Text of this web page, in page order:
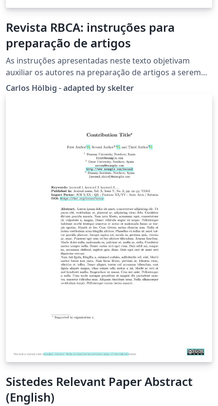
Revista RBCA: instruções para
preparação de artigos
As instruções apresentadas neste texto objetivam
auxiliar os autores na preparação de artigos a serem
submetidos para a Revista Brasileira de Computação
Aplicada (RBCA). Os artigos devem ser submetidos no
escrito em Português e não deve ultrapassar 200
palavras, utilizando fonte do tipo Times, tamanho 10,
margens laterais reduzidas em 1 cm de cada lado, com
duas linhas em branco antes e depois do resumo. Os
autores deverão colocar três palavras-chave que
destaquem os principais temas/áreas de pesquisa
abordados no artigo. Caso o artigo seja escrito em
língua inglesa a ordem do resumo/abstract deve ser
Carlos Hölbig - adapted by skelter
Sistedes Relevant Paper Abstract
(English)